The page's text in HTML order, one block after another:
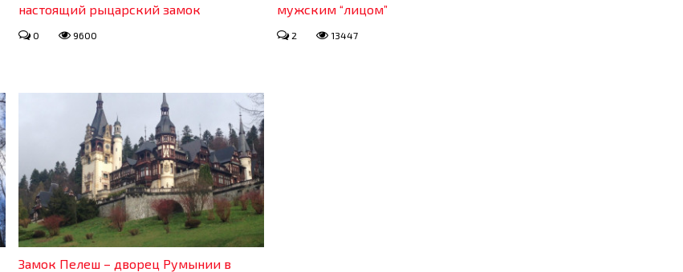
настоящий рыцарский замок
0 9600
мужским “лицом”
2 13447
Замок Пелеш – дворец Румынии в